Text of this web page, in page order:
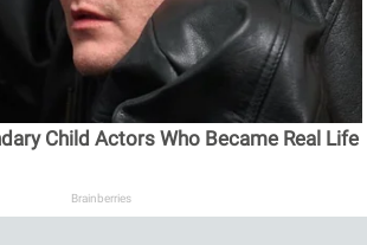
Child Actors Who Became Real Life
Brainberries